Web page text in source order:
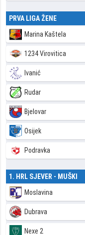
PRVA LIGA ŽENE
Marina Kaštela
1234 Virovitica
Ivanić
Rudar
Bjelovar
Osijek
Podravka
1. HRL SJEVER - MUŠKI
Moslavina
Dubrava
Nexe 2